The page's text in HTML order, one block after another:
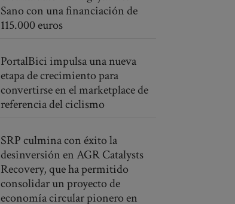
Sano con una financiación de
115.000 euros
PortalBici impulsa una nueva
etapa de crecimiento para
convertirse en el marketplace de
referencia del ciclismo
SRP culmina con éxito la
desinversión en AGR Catalysts
Recovery, que ha permitido
consolidar un proyecto de
economía circular pionero en